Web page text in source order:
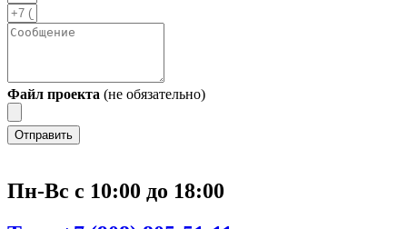
Файл проекта (не обязательно)
Отправить
Пн-Вс с 10:00 до 18:00